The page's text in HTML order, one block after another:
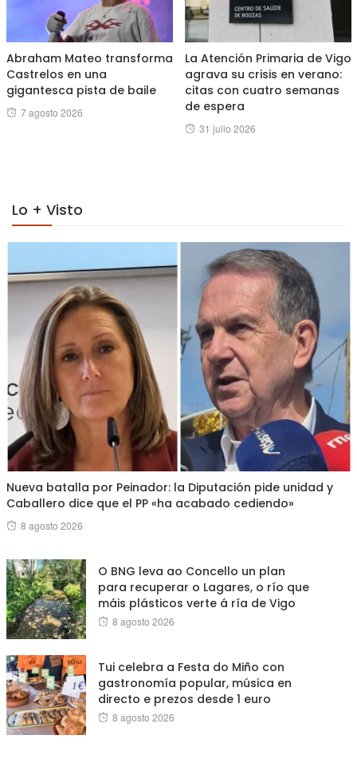
Abraham Mateo transforma
Castrelos en una
gigantesca pista de baile
Posted
7 agosto 2026
La Atención Primaria de Vigo
agrava su crisis en verano:
citas con cuatro semanas
de espera
Posted
31 julio 2026
Lo + Visto
Nueva batalla por Peinador: la Diputación pide unidad y
Caballero dice que el PP «ha acabado cediendo»
Posted
8 agosto 2026
O BNG leva ao Concello un plan
para recuperar o Lagares, o río que
máis plásticos verte á ría de Vigo
Posted
8 agosto 2026
Tui celebra a Festa do Miño con
gastronomía popular, música en
directo e prezos desde 1 euro
Posted
8 agosto 2026